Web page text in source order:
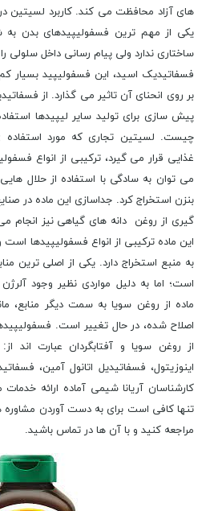
های آزاد محافظت می کند. کاربرد لسیتین
یکی از مهم ترین فسفولیپیدهای بدن
ساختاری ندارد ولی پیام رسانی داخل سلولی
فسفاتیدیک اسید، این فسفولیپید بسیار
بر روی انحنای آن تاثیر می گذارد. از
پیش سازی برای تولید سایر لیپیدها
چیست. لسیتین تجاری که مورد استفاده
غذایی قرار می گیرد، ترکیبی از انواع
می توان به سادگی با استفاده از حلال هایی
بنزن استخراج کرد. جداسازی این ماده در
گیری از روغن دانه های گیاهی نیز انجام
این ماده ترکیبی از انواع فسفولیپیدها
به منبع استخراج دارد. یکی از اصلی ترین
است؛ اما به دلیل مواردی نظیر وجود
ماده از روغن سویا به سمت دیگر منابع،
اصلاح شده، در حال تغییر است.
از روغن سویا و آفتابگردان عبارت اند
اینوزیتول، فسفاتیدیل اتانول آمین،
کارشناسان آریانا شیمی آماده ارائه
تنها کافی است برای به دست آوردن
مراجعه کنید و با آن ها در تماس باشید.